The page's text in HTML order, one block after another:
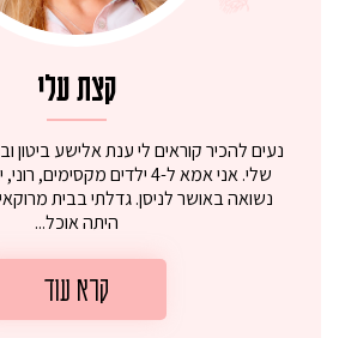
קצת עלי
נעים להכיר קוראים לי ענת אלישע ביטון
שלי. אני אמא ל-4 ילדים
נשואה באושר לניסן. גדלתי בבית
היתה אוכל...
קרא עוד